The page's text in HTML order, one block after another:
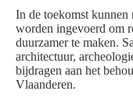
In de toekomst kunnen
worden ingevoerd om
duurzamer te maken.
architectuur,
bijdragen aan het
Vlaanderen.